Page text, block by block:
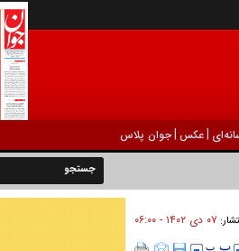
|عکس |جوان پلاس
۰۷ دی ۱۴۰۲ - ۰۶:۰۰